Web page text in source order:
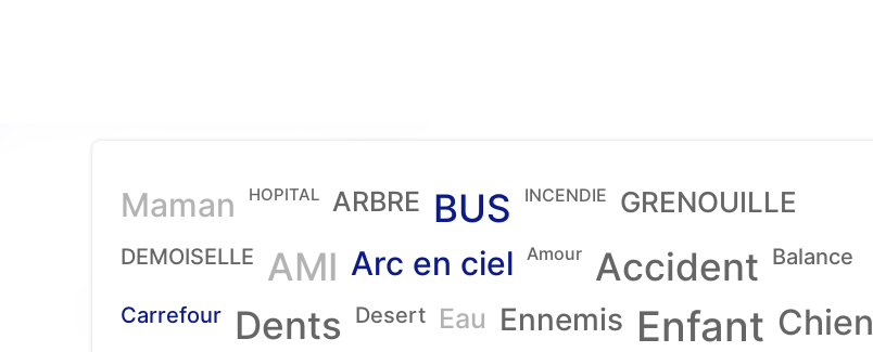
Maman HOPITAL ARBRE BUS INCENDIE GRENOUILLE
DEMOISELLE AMI Arc en ciel Amour Accident Balance
Carrefour Dents Desert Eau Ennemis Enfant Chien